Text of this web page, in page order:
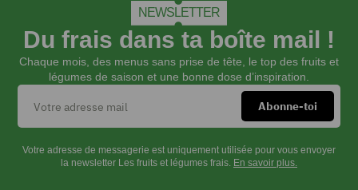
de
jus
de
cranberries
INSTRUCTIONS
NEWSLETTER
Du frais dans ta boîte mail !
Chaque mois, des menus sans prise de tête, le top des fruits et
légumes de saison et une bonne dose d’inspiration.
Votre adresse de messagerie est uniquement utilisée pour vous envoyer
la newsletter Les fruits et légumes frais. En savoir plus.